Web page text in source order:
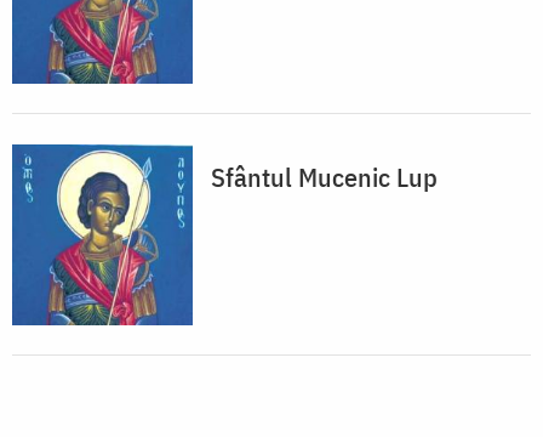
Sfântul Mucenic Lup